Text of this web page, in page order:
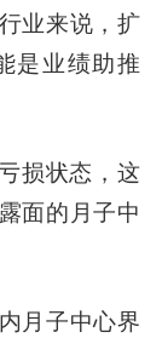
业来说，扩
是业绩助推
损状态，这
面的月子中
月子中心界